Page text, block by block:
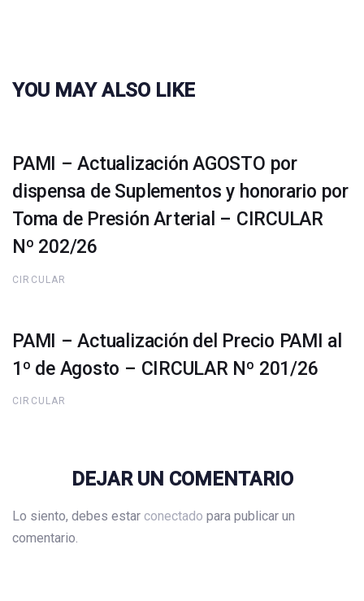
YOU MAY ALSO LIKE
PAMI – Actualización AGOSTO por
dispensa de Suplementos y honorario por
Toma de Presión Arterial – CIRCULAR
Nº 202/26
CIRCULAR
PAMI – Actualización del Precio PAMI al
1º de Agosto – CIRCULAR Nº 201/26
CIRCULAR
DEJAR UN COMENTARIO
Lo siento, debes estar conectado para publicar un
comentario.